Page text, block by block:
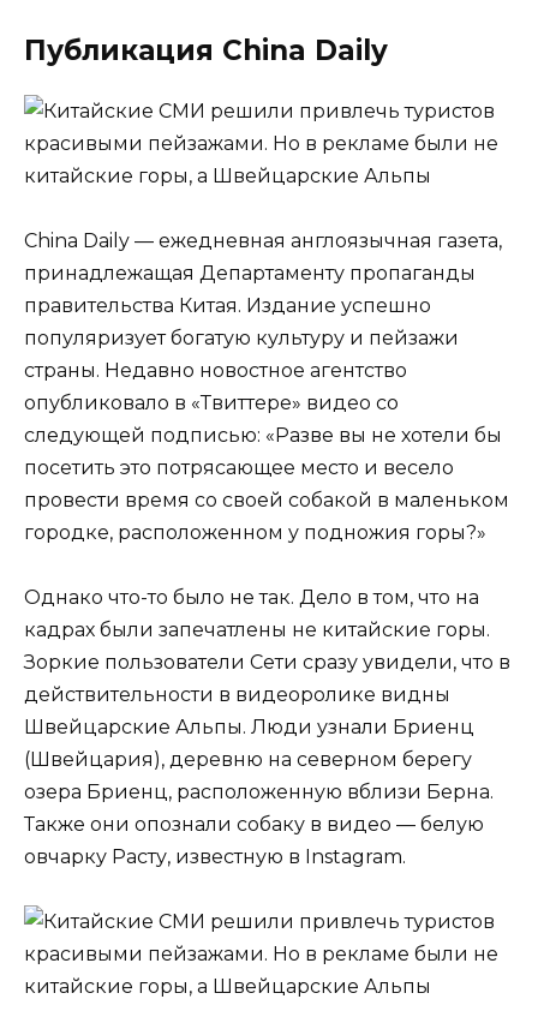
Публикация China Daily
China Daily — ежедневная англоязычная газета,
принадлежащая Департаменту пропаганды
правительства Китая. Издание успешно
популяризует богатую культуру и пейзажи
страны. Недавно новостное агентство
опубликовало в «Твиттере» видео со
следующей подписью: «Разве вы не хотели бы
посетить это потрясающее место и весело
провести время со своей собакой в ​​маленьком
городке, расположенном у подножия горы?»
Однако что-то было не так. Дело в том, что на
кадрах были запечатлены не китайские горы.
Зоркие пользователи Сети сразу увидели, что в
действительности в видеоролике видны
Швейцарские Альпы. Люди узнали Бриенц
(Швейцария), деревню на северном берегу
озера Бриенц, расположенную вблизи Берна.
Также они опознали собаку в видео — белую
овчарку Расту, известную в Instagram.